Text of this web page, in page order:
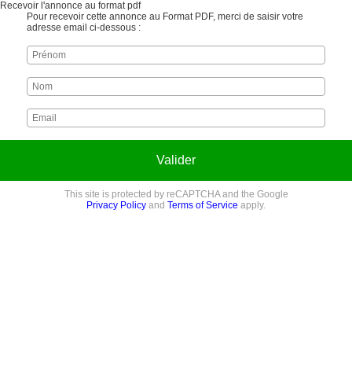
Recevoir l'annonce au format pdf
Pour recevoir cette annonce au Format PDF, merci de saisir votre
adresse email ci-dessous :
Valider
This site is protected by reCAPTCHA and the Google
Privacy Policy and Terms of Service apply.